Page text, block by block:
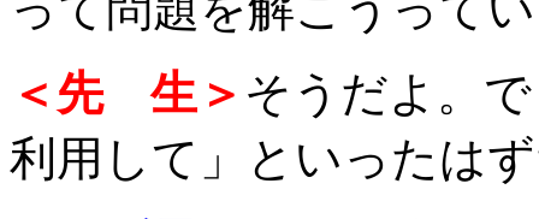
＜先 生＞ そうだよ。
利用して」といったは